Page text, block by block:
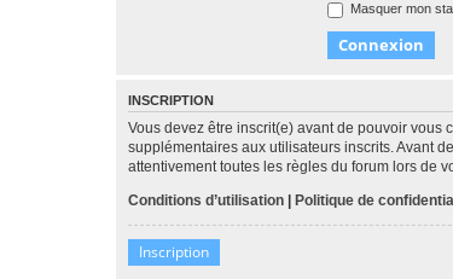
Masquer mon
INSCRIPTION
Vous devez être inscrit(e) avant de pouvoir vous
supplémentaires aux utilisateurs inscrits. Avant
attentivement toutes les règles du forum lors de
Conditions d’utilisation
Politique de
Inscription